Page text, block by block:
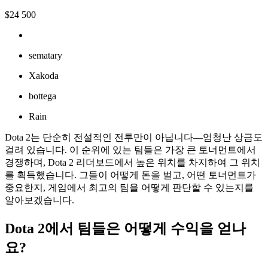
$24 500
sematary
Xakoda
bottega
Rain
Dota 2는 단순히 전설적인 전투만이 아닙니다—엄청난 상금도
걸려 있습니다. 이 순위에 있는 팀들은 가장 큰 토너먼트에서
경쟁하며, Dota 2 리더보드에서 높은 위치를 차지하여 그 위치
를 획득했습니다. 그들이 어떻게 돈을 벌고, 어떤 토너먼트가
중요한지, 게임에서 최고의 팀을 어떻게 판단할 수 있는지를
알아보겠습니다.
Dota 2에서 팀들은 어떻게 수익을 얻나
요?